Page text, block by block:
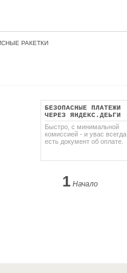
РАКЕТКИ
БЕЗОПАСНЫЕ ПЛАТЕЖИ
ЧЕРЕЗ ЯНДЕКС.ДЕЬГИ
Быстро, с минимальной
комиссией - и увас всегда
есть документ об оплате.
1Начало